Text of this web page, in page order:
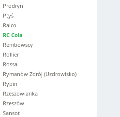
Prodryn
Ptyś
Ralco
RC Cola
Rembowscy
Rollier
Rossa
Rymanów Zdrój (Uzdrowisko)
Rypin
Rzeszowianka
Rzeszów
Sansot